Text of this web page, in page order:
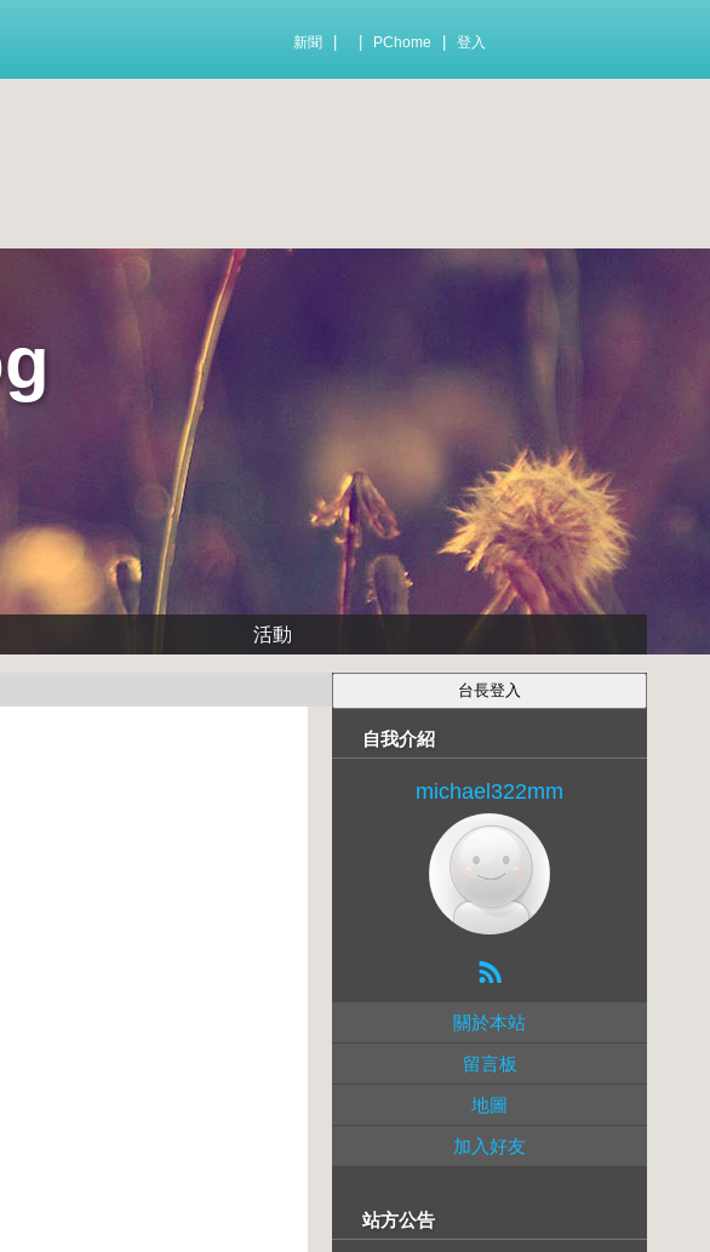
新聞 PChome 登入
活動
自我介紹
michael322mm
關於本站
留言板
地圖
加入好友
站方公告